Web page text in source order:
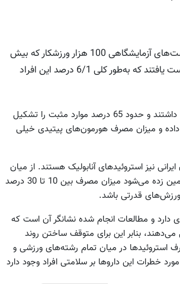
مرضیه کمالوند: محققین کمیته بین‌المللی المپیک با بررسی نتایج تست‌های آزمایشگاهی 100 هزار ورزشکار که بیش
از 40 درصد نمونه‌ها در زمان مسابقه گرفته نشده بود به این نتیجه دست یافتند که به‌طور کلی 6/1 درصد این افراد
در این میان استفاده از استروئیدهای آنابولیک بیشترین شیوع مصرف را داشتند و حدود 65 درصد موارد مثبت را تشکیل
(4 درصد) موارد را تشکیل داده و میزان مصرف هورمون‌های پیتیدی خیلی
نیز استروئیدهای آنابولیک هستند. از میان
استروئیدها نیز بیشترین مصرف، مربوط به اکسی متولون بوده است. تخمین زده می‌شود میزان مصرف بین 10 تا 30 درصد
ورزش‌های قدرتی باشد.
و مطالعات انجام شده نشانگر آن است که
را گروه سنی بین 11 تا 24 سال تشکیل می‌دهند، بنابر این برای متوقف ساختن روند
استروئیدها در میان تمام رشته‌های ورزشی و
خطرات این داروها بر سلامتی افراد وجود دارد
اگر یک‌بار دیگر ایران به ما
(
زانو درد درمان داره… چرا هنوز داری بهش
ظلم می‌کنی؟
◀ پرسش‌نامه